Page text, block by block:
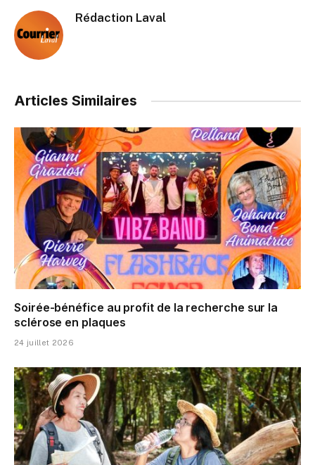
Rédaction Laval
Articles Similaires
Soirée-bénéfice au profit de la recherche sur la
sclérose en plaques
24 juillet 2026